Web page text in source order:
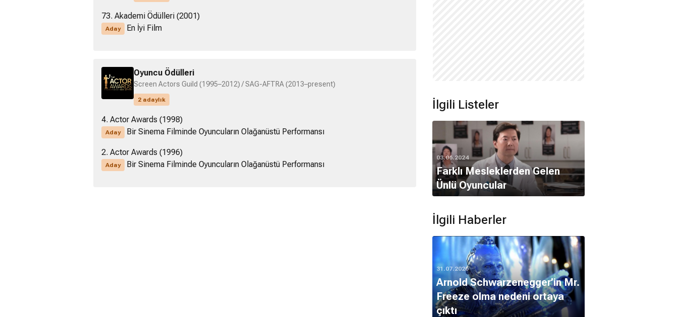
73. Akademi Ödülleri (2001)
Aday En İyi Film
Oyuncu Ödülleri
Screen Actors Guild (1995–2012) / SAG-AFTRA (2013–present)
2 adaylık
4. Actor Awards (1998)
Aday Bir Sinema Filminde Oyuncuların Olağanüstü Performansı
2. Actor Awards (1996)
Aday Bir Sinema Filminde Oyuncuların Olağanüstü Performansı
İlgili Listeler
03.06.2024
Farklı Mesleklerden Gelen
Ünlü Oyuncular
İlgili Haberler
31.07.2026
Arnold Schwarzenegger’in Mr.
Freeze olma nedeni ortaya
çıktı